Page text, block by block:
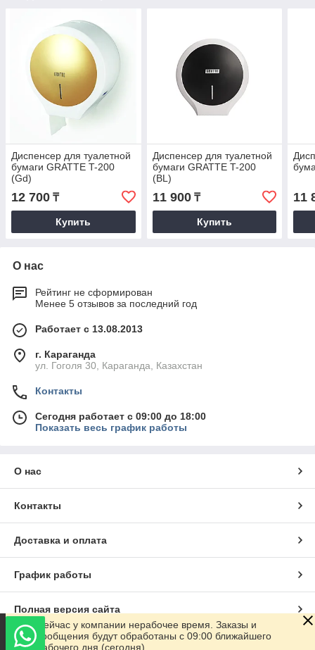
Диспенсер для туалетной
бумаги GRATTE T-200
(Gd)
12 700 ₸
Купить
Диспенсер для туалетной
бумаги GRATTE T-200
(BL)
11 900₸
Купить
11
О нас
Рейтинг не сформирован
Менее 5 отзывов за последний год
Работает с 13.08.2013
г. Караганда
ул. Гоголя 30, Караганда, Казахстан
Контакты
Сегодня работает с 09:00 до 18:00
Показать весь график работы
О нас
Контакты
Доставка и оплата
График работы
Полная версия сайта
Сайт создан на маркетплейсе
Сейчас у компании нерабочее время. Заказы и
сообщения будут обработаны с 09:00 ближайшего
рабочего дня (сегодня)